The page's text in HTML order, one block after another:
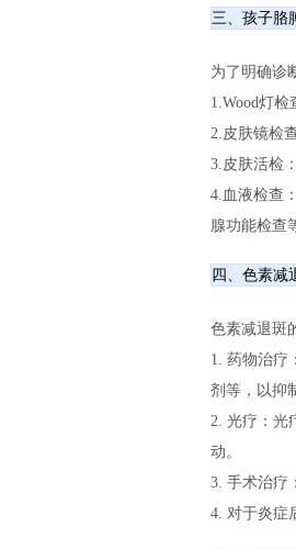
三、孩子胳
为了明确诊
1.Wood灯
2.皮肤镜检
3.皮肤活检
4.血液检查
腺功能检查
四、色素减
色素减退斑
1. 药物治疗
剂等，以抑
2. 光疗：光
动。
3. 手术治疗
4. 对于炎症